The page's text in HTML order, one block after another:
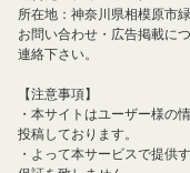
所在地：神奈川県相模原市
お問い合わせ・広告掲載に
連絡下さい。
【注意事項】
・本サイトはユーザー様の
投稿しております。
・よって本サービスで提供